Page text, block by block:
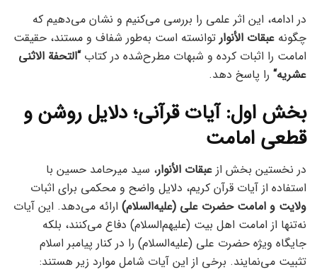
در ادامه، این اثر علمی را بررسی می‌کنیم و نشان می‌دهیم که
چگونه عبقات الأنوارتوانسته است به‌طور شفاف و مستند، حقیقت
امامت را اثبات کرده و شبهات مطرح‌شده در کتاب“التحفة الاثنی
عشریه“ را پاسخ دهد.
بخش اول: آیات قرآنی؛ دلایل روشن و
قطعی امامت
در نخستین بخش از عبقات الأنوار، سید میرحامد حسین با
استفاده از آیات قرآن کریم، دلایل واضح و محکمی برای اثبات
ولایت و امامت حضرت علی (علیه‌السلام) ارائه می‌دهد. این آیات
نه‌تنها از امامت اهل بیت (علیهم‌السلام) دفاع می‌کنند، بلکه
جایگاه ویژه حضرت علی (علیه‌السلام) را در کنار پیامبر اسلام
تثبیت می‌نمایند. برخی از این آیات شامل موارد زیر هستند: